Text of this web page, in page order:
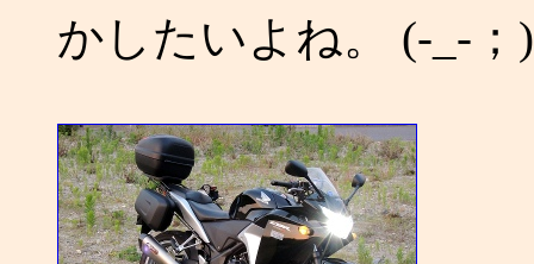
かしたいよね。 (-_-；)